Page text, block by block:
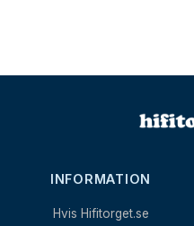
INFORMATION
Hvis Hifitorget.se